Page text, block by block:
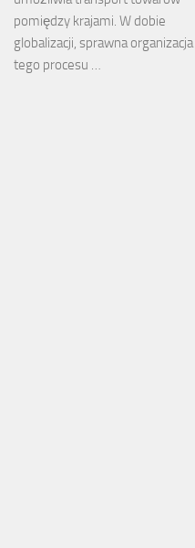
pomiędzy krajami. W dobie
globalizacji, sprawna organizacja
tego procesu …